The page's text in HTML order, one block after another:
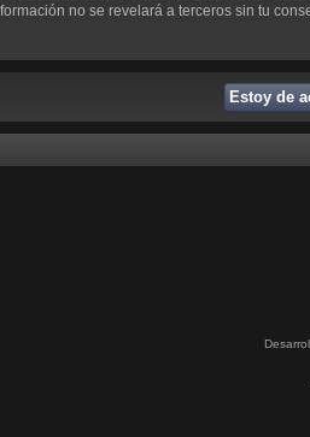
no se revelará a terceros sin tu